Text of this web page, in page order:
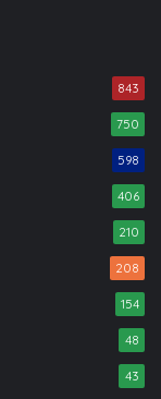
843
750
598
406
210
208
154
48
43